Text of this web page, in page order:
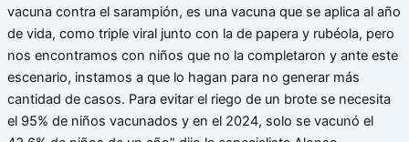
vacuna contra el sarampión, es una vacuna que se aplica al año
de vida, como triple viral junto con la de papera y rubéola, pero
nos encontramos con niños que no la completaron y ante este
escenario, instamos a que lo hagan para no generar más
cantidad de casos. Para evitar el riego de un brote se necesita
el 95% de niños vacunados y en el 2024, solo se vacunó el